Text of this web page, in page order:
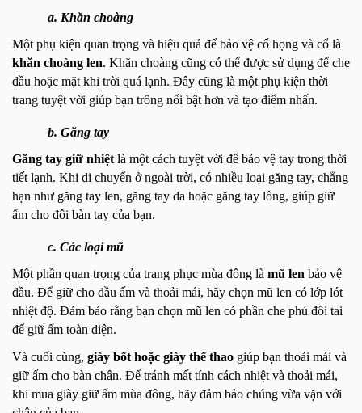
a. Khăn choàng
Một phụ kiện quan trọng và hiệu quả để bảo vệ cổ họng và cổ là
khăn choàng len. Khăn choàng cũng có thể được sử dụng để che
đầu hoặc mặt khi trời quá lạnh. Đây cũng là một phụ kiện thời
trang tuyệt vời giúp bạn trông nổi bật hơn và tạo điểm nhấn.
b. Găng tay
Găng tay giữ nhiệt là một cách tuyệt vời để bảo vệ tay trong thời
tiết lạnh. Khi di chuyển ở ngoài trời, có nhiều loại găng tay, chẳng
hạn như găng tay len, găng tay da hoặc găng tay lông, giúp giữ
ấm cho đôi bàn tay của bạn.
c. Các loại mũ
Một phần quan trọng của trang phục mùa đông là mũ len bảo vệ
đầu. Để giữ cho đầu ấm và thoải mái, hãy chọn mũ len có lớp lót
nhiệt độ. Đảm bảo rằng bạn chọn mũ len có phần che phủ đôi tai
để giữ ấm toàn diện.
Và cuối cùng, giày bốt hoặc giày thể thao giúp bạn thoải mái và
giữ ấm cho bàn chân. Để tránh mất tính cách nhiệt và thoải mái,
khi mua giày giữ ấm mùa đông, hãy đảm bảo chúng vừa vặn với